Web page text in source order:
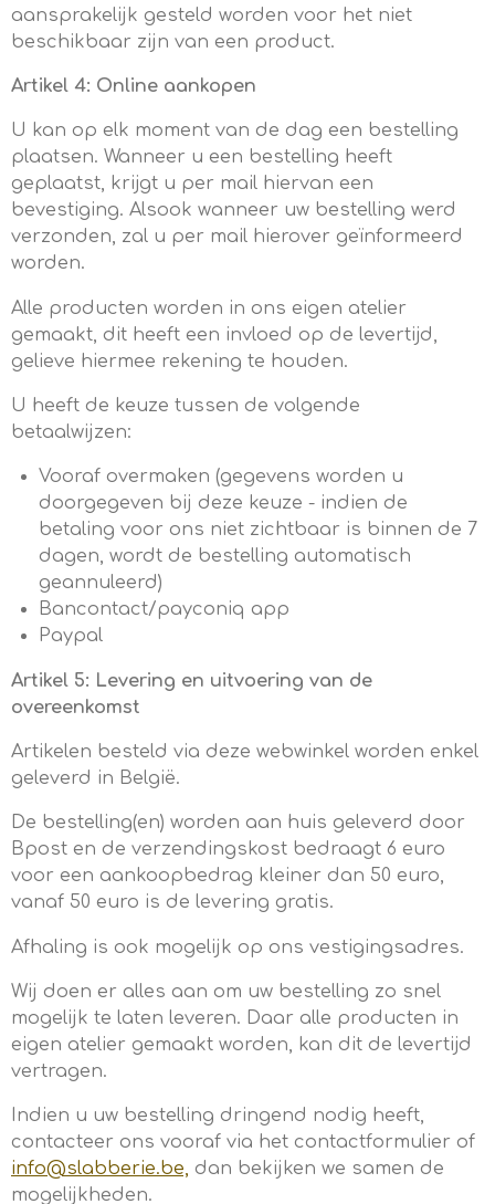
aansprakelijk gesteld worden voor het niet
beschikbaar zijn van een product.
Artikel 4: Online aankopen
U kan op elk moment van de dag een bestelling
plaatsen. Wanneer u een bestelling heeft
geplaatst, krijgt u per mail hiervan een
bevestiging. Alsook wanneer uw bestelling werd
verzonden, zal u per mail hierover geïnformeerd
worden.
Alle producten worden in ons eigen atelier
gemaakt, dit heeft een invloed op de levertijd,
gelieve hiermee rekening te houden.
U heeft de keuze tussen de volgende
betaalwijzen:
Vooraf overmaken (gegevens worden u
doorgegeven bij deze keuze - indien de
betaling voor ons niet zichtbaar is binnen de 7
dagen, wordt de bestelling automatisch
geannuleerd)
Bancontact/payconiq app
Paypal
Artikel 5: Levering en uitvoering van de
overeenkomst
Artikelen besteld via deze webwinkel worden enkel
geleverd in België.
De bestelling(en) worden aan huis geleverd door
Bpost en de verzendingskost bedraagt 6 euro
voor een aankoopbedrag kleiner dan 50 euro,
vanaf 50 euro is de levering gratis.
Afhaling is ook mogelijk op ons vestigingsadres.
Wij doen er alles aan om uw bestelling zo snel
mogelijk te laten leveren. Daar alle producten in
eigen atelier gemaakt worden, kan dit de levertijd
vertragen.
Indien u uw bestelling dringend nodig heeft,
contacteer ons vooraf via het contactformulier of
info@slabberie.be, dan bekijken we samen de
mogelijkheden.